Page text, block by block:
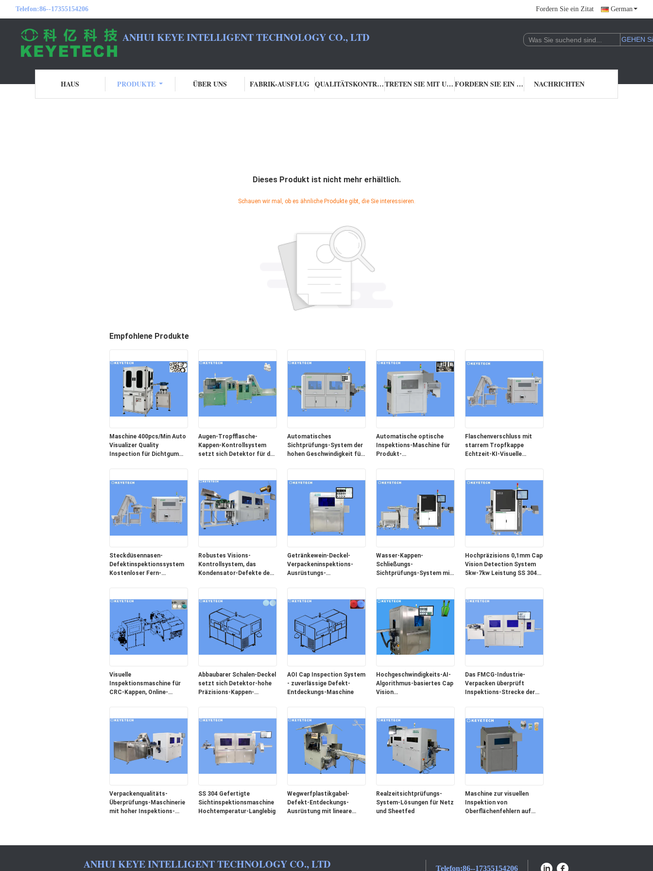
Telefon:86--17355154206 Fordern Sie ein Zitat German
ANHUI KEYE INTELLIGENT TECHNOLOGY CO., LTD
HAUS PRODUKTE ÜBER UNS FABRIK-AUSFLUG QUALITÄTSKONTROLLE TRETEN SIE MIT UNS IN VERBINDUNG FORDERN SIE EIN ZITAT NACHRICHTEN
Dieses Produkt ist nicht mehr erhältlich.
Schauen wir mal, ob es ähnliche Produkte gibt, die Sie interessieren.
Empfohlene Produkte
Maschine 400pcs/Min Auto
Visualizer Quality
Inspection für Dichtgummi-
Augen-Tropfflasche-
Kappen-Kontrollsystem
setzt sich Detektor für das
Automatisches
Sichtprüfungs-System der
hohen Geschwindigkeit für
Automatische optische
Inspektions-Maschine für
Produkt-
Flaschenverschluss mit
starrem Tropfkappe
Echtzeit-KI-Visuelle
Steckdüsennasen-
Defektinspektionssystem
Kostenloser Fern-
Robustes Visions-
Kontrollsystem, das
Kondensator-Defekte des
Getränkewein-Deckel-
Verpackeninspektions-
Ausrüstungs-
Wasser-Kappen-
Schließungs-
Sichtprüfungs-System mit
Hochpräzisions 0,1mm Cap
Vision Detection System
5kw-7kw Leistung SS 304
Visuelle
Inspektionsmaschine für
CRC-Kappen, Online-
Abbaubarer Schalen-Deckel
setzt sich Detektor-hohe
Präzisions-Kappen-
AOI Cap Inspection System
- zuverlässige Defekt-
Entdeckungs-Maschine
Hochgeschwindigkeits-AI-
Algorithmus-basiertes Cap
Vision
Das FMCG-Industrie-
Verpacken überprüft
Inspektions-Strecke der
Verpackenqualitäts-
Überprüfungs-Maschinerie
mit hoher Inspektions-
SS 304 Gefertigte
Sichtinspektionsmaschine
Hochtemperatur-Langlebig
Wegwerfplastikgabel-
Defekt-Entdeckungs-
Ausrüstung mit lineare
Realzeitsichtprüfungs-
System-Lösungen für Netz
und Sheetfed
Maschine zur visuellen
Inspektion von
Oberflächenfehlern auf
ANHUI KEYE INTELLIGENT TECHNOLOGY CO., LTD Telefon:86--17355154206